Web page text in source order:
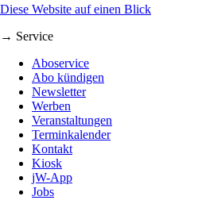
Diese Website auf einen Blick
→ Service
Aboservice
Abo kündigen
Newsletter
Werben
Veranstaltungen
Terminkalender
Kontakt
Kiosk
jW-App
Jobs